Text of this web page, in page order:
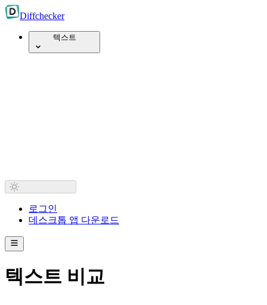
Diffchecker
텍스트
로그인
데스크톱 앱 다운로드
텍스트 비교